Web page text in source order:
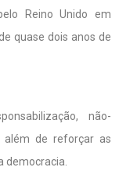
Reino Unido em
quase dois anos de
não-
além de reforçar as
democracia.